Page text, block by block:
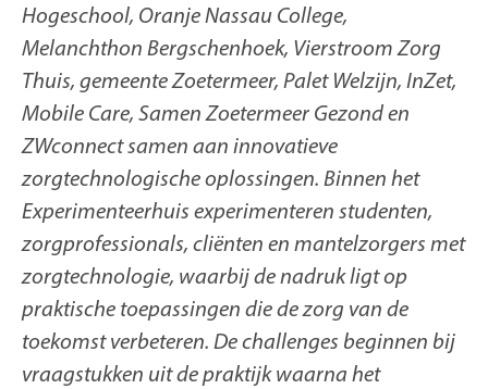
Hogeschool, Oranje Nassau College,
Melanchthon Bergschenhoek, Vierstroom Zorg
Thuis, gemeente Zoetermeer, Palet Welzijn, InZet,
Mobile Care, Samen Zoetermeer Gezond en
ZWconnect samen aan innovatieve
zorgtechnologische oplossingen. Binnen het
Experimenteerhuis experimenteren studenten,
zorgprofessionals, cliënten en mantelzorgers met
zorgtechnologie, waarbij de nadruk ligt op
praktische toepassingen die de zorg van de
toekomst verbeteren. De challenges beginnen bij
vraagstukken uit de praktijk waarna het